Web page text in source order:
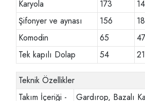
Karyola
173
Şifonyer ve aynası
156
Komodin
65 47
Tek kapılı Dolap
54
Teknik Özellikler
Takım İçeriği -
Gardırop, Bazalı